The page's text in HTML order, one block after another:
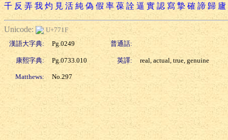
千 反 弄 我 灼 見 活 純 偽 假 率 葆 詮 逼 實 認 寫 摯 確 諦 歸 廬
Unicode:
U+771F
漢語大字典:
Pg.0249 普通話:
康熙字典: Pg.0733.010 英譯: real, actual, true, genuine
Matthews: No.297